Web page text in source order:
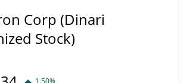
Corp (Dinari
Stock)
1.50%